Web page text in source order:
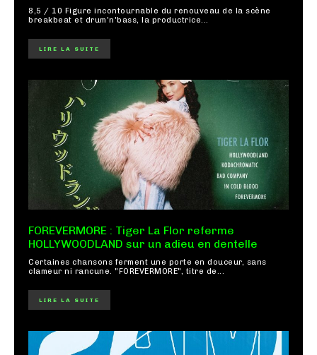
8,5 / 10 Figure incontournable du renouveau de la scène
breakbeat et drum'n'bass, la productrice...
LIRE LA SUITE
FOREVERMORE : Tiger La Flor referme
HOLLYWOODLAND sur un adieu en dentelle
Certaines chansons ferment une porte en douceur, sans
clameur ni rancune. "FOREVERMORE", titre de...
LIRE LA SUITE